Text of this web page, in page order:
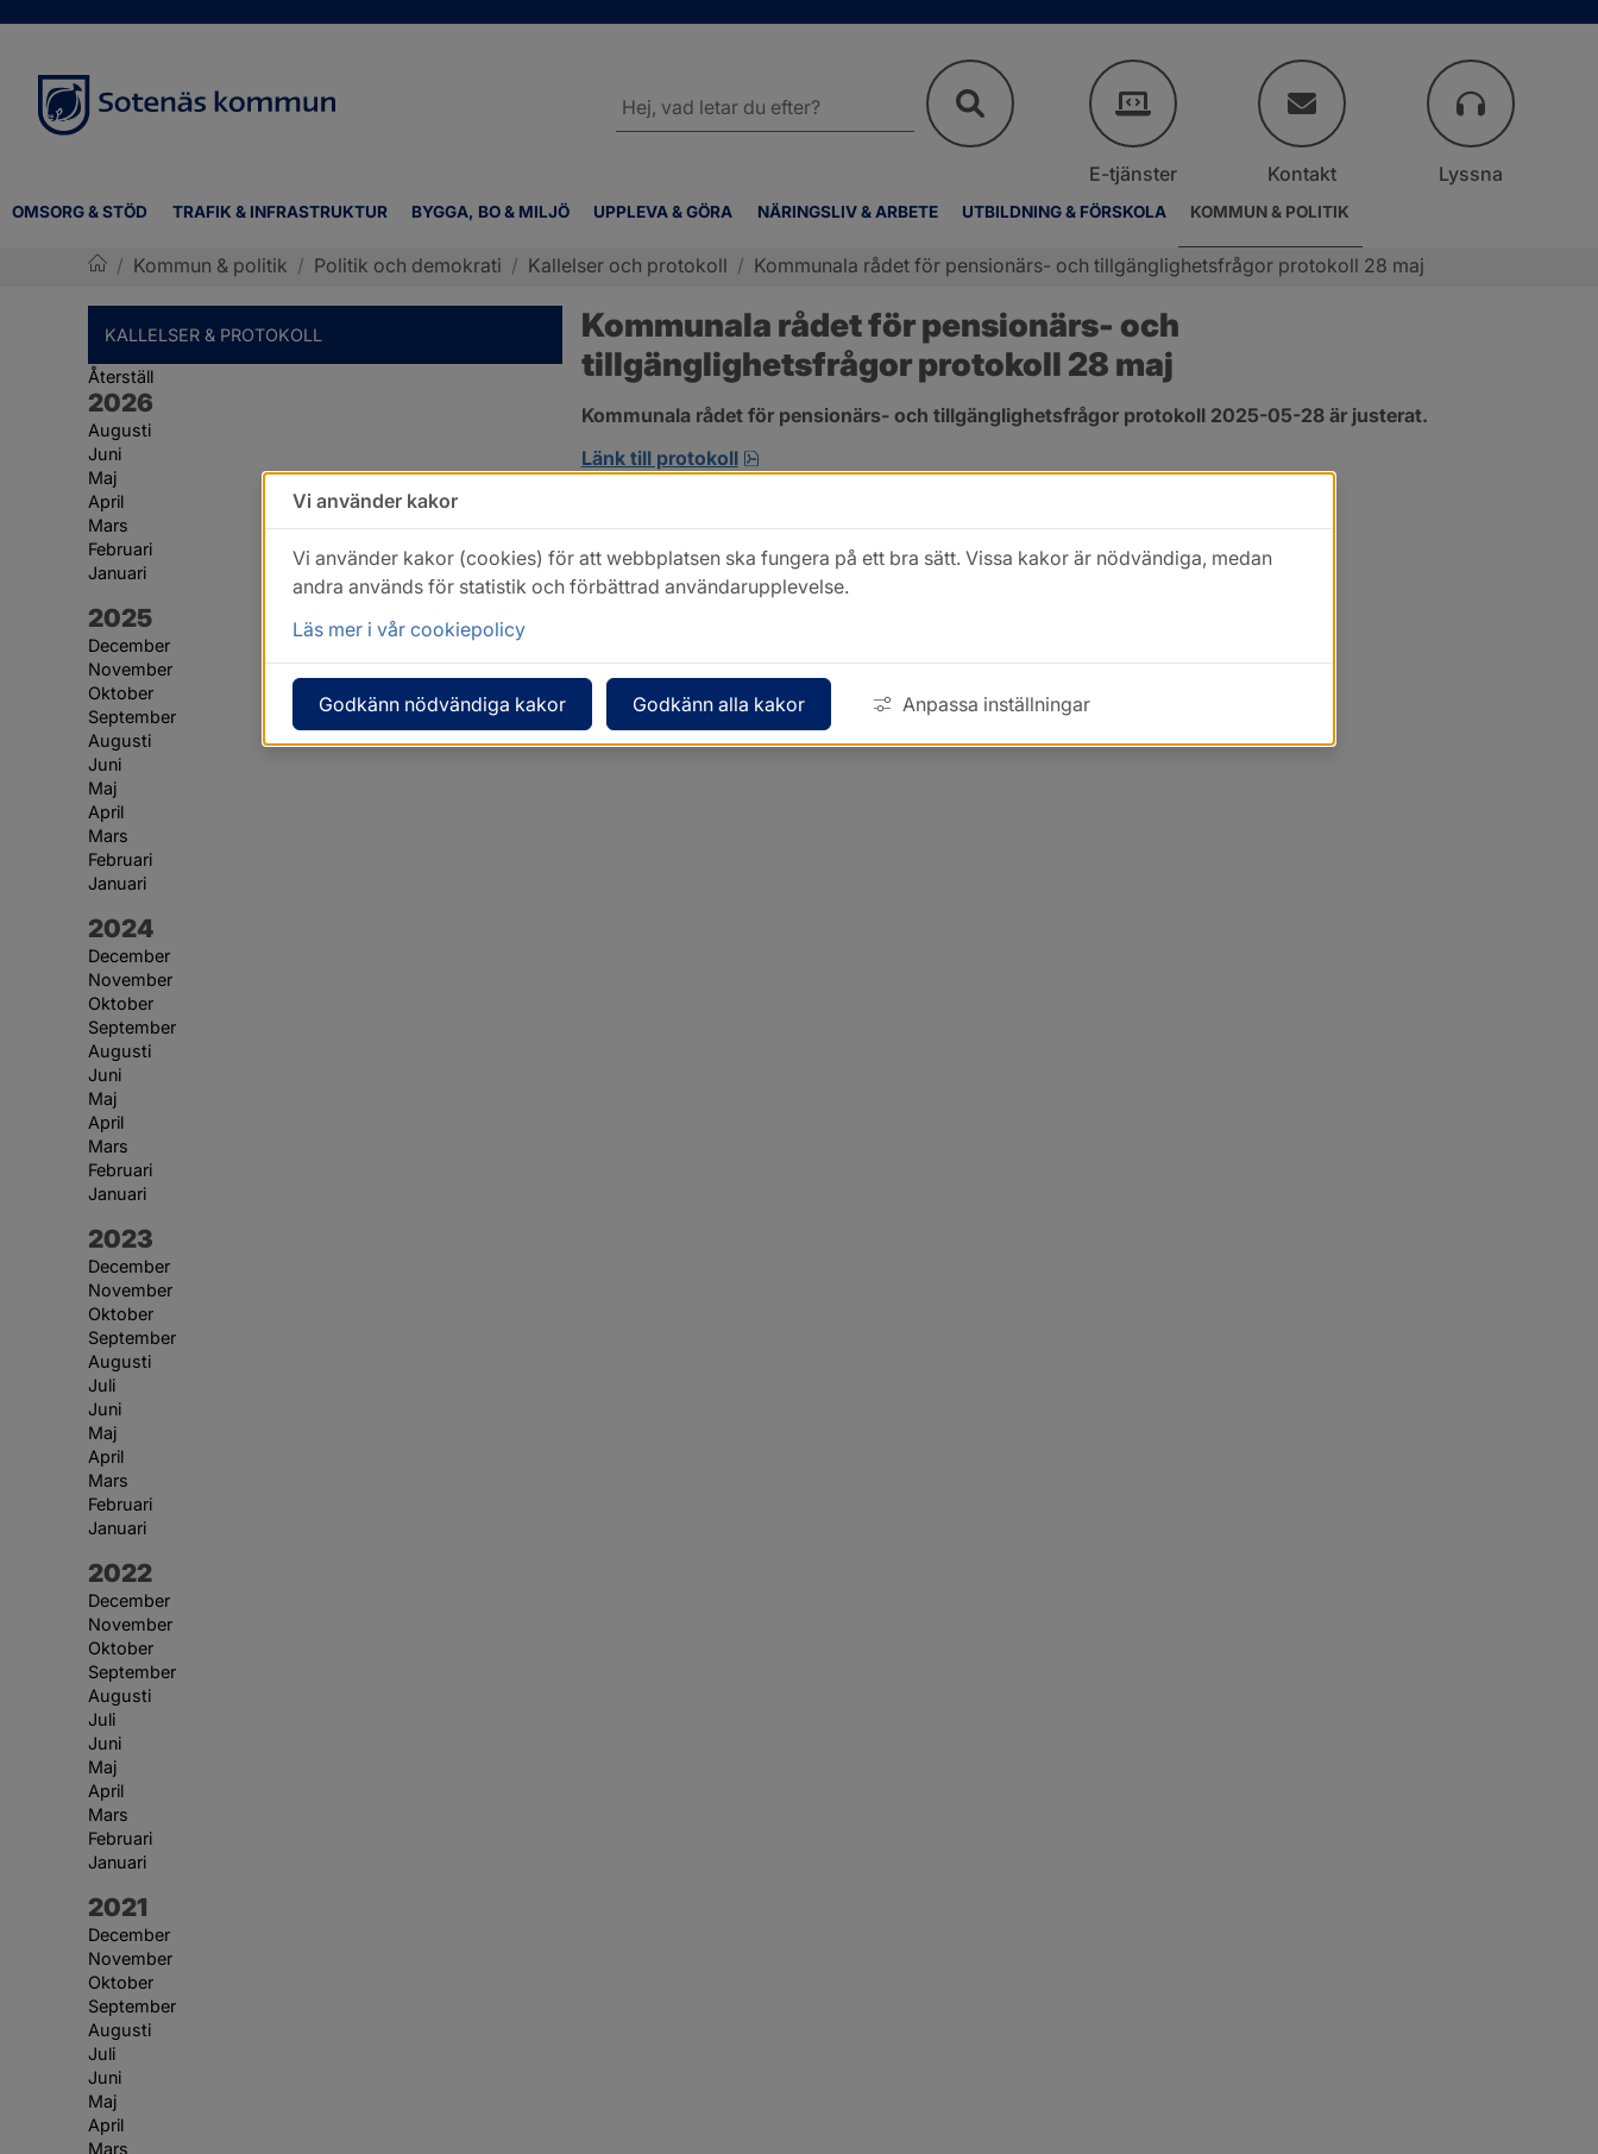
OMSORG & STÖD TRAFIK & INFRASTRUKTUR BYGGA, BO & MILJÖ UPPLEVA & GÖRA NÄRINGSLIV & ARBETE UTBILDNING & FÖRSKOLA KOMMUN & POLITIK
webbplatsen
E-tjänster Kontakt Lyssna
/ Kommun & politik / Politik och demokrati / Kallelser och protokoll / Kommunala rådet för pensionärs- och tillgänglighetsfrågor protokoll 28 maj
KALLELSER & PROTOKOLL
Återställ
År:
2026
Augusti
Juni
Maj
April
Mars
Februari
Januari
År:
2025
December
November
Oktober
September
Augusti
Juni
Maj
April
Mars
Februari
Januari
År:
2024
December
November
Oktober
September
Augusti
Juni
Maj
April
Mars
Februari
Januari
År:
2023
December
November
Oktober
September
Augusti
Juli
Juni
Maj
April
Mars
Februari
Januari
År:
2022
December
November
Oktober
September
Augusti
Juli
Juni
Maj
April
Mars
Februari
Januari
År:
2021
December
November
Oktober
September
Augusti
Juli
Juni
Maj
April
Mars
Kommunala rådet för pensionärs- och
tillgänglighetsfrågor protokoll 28 maj
Kommunala rådet för pensionärs- och tillgänglighetsfrågor protokoll 2025-05-28 är justerat.
Länk till protokoll
pdf, 265.1 kB, öppnas i nytt fönster.
Vi använder kakor
Vi använder kakor (cookies) för att webbplatsen ska fungera på ett bra sätt. Vissa kakor är nödvändiga, medan
andra används för statistik och förbättrad användarupplevelse.
Läs mer i vår cookiepolicy
Godkänn nödvändiga kakor Godkänn alla kakor Anpassa inställningar